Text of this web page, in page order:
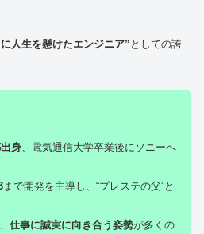
人生を懸けたエンジニア” としての誇
身、電気通信大学卒業後にソニーへ
まで開発を主導し、“プレステの父”と
仕事に誠実に向き合う姿勢が多くの